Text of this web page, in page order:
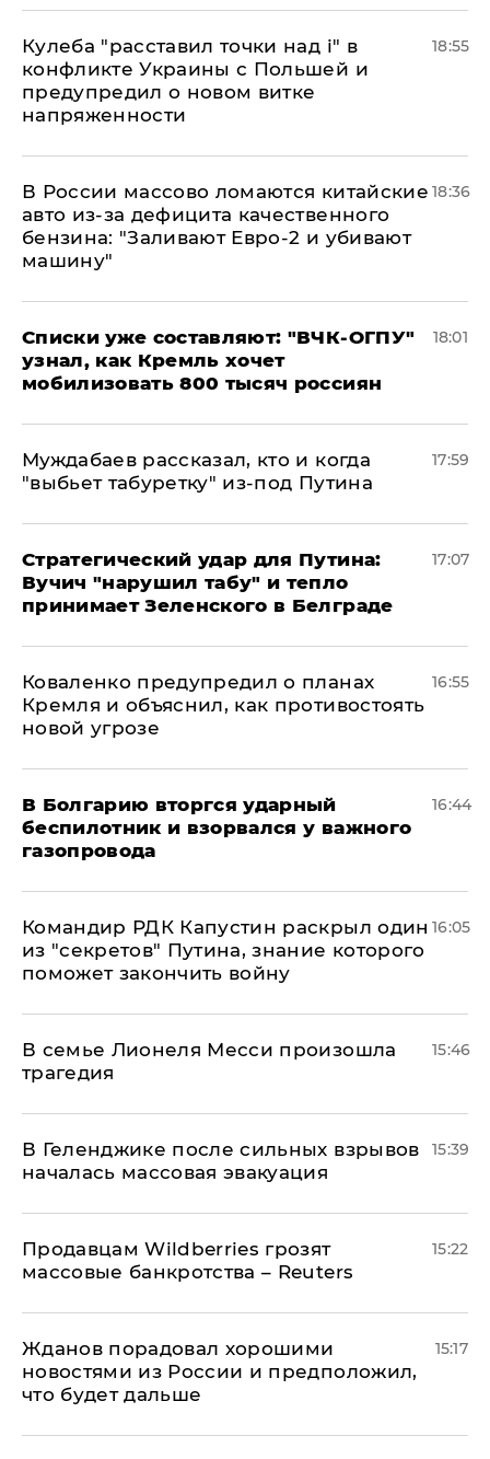
Кулеба "расставил точки над і" в
конфликте Украины с Польшей и
предупредил о новом витке
напряженности
18:55
В России массово ломаются китайские
авто из-за дефицита качественного
бензина: "Заливают Евро-2 и убивают
машину"
18:36
Списки уже составляют: "ВЧК-ОГПУ"
узнал, как Кремль хочет
мобилизовать 800 тысяч россиян
18:01
Муждабаев рассказал, кто и когда
"выбьет табуретку" из-под Путина
17:59
Стратегический удар для Путина:
Вучич "нарушил табу" и тепло
принимает Зеленского в Белграде
17:07
Коваленко предупредил о планах
Кремля и объяснил, как противостоять
новой угрозе
16:55
В Болгарию вторгся ударный
беспилотник и взорвался у важного
газопровода
16:44
Командир РДК Капустин раскрыл один
из "секретов" Путина, знание которого
поможет закончить войну
16:05
В семье Лионеля Месси произошла
трагедия
15:46
В Геленджике после сильных взрывов
началась массовая эвакуация
15:39
Продавцам Wildberries грозят
массовые банкротства – Reuters
15:22
Жданов порадовал хорошими
новостями из России и предположил,
что будет дальше
15:17